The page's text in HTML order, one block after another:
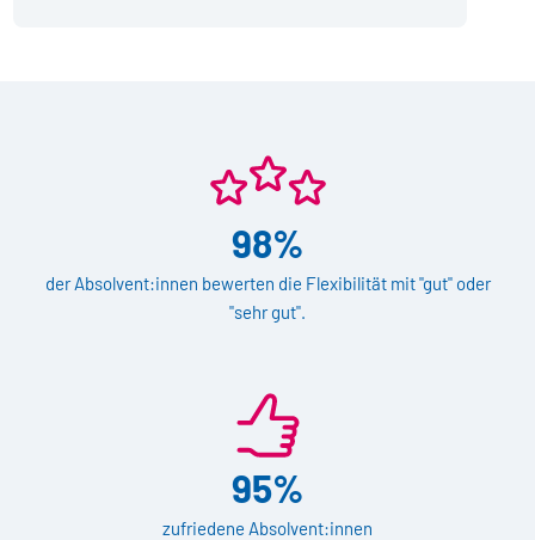
98%
der Absolvent:innen bewerten die Flexibilität mit "gut" oder
"sehr gut".
95%
zufriedene Absolvent:innen